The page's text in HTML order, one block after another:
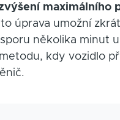
maximálního
úprava umožní
několika minut
kdy vozidlo